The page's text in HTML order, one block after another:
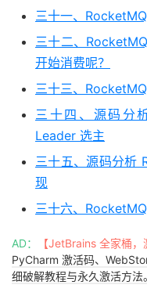
三十一、
三十二、
开始消费呢？
三十三、
三十四、源码分
Leader 选主
三十五、源码分析
现
三十六、
AD： 【JetBrains 全家桶，
PyCharm 激活码、
细破解教程与永久激活方